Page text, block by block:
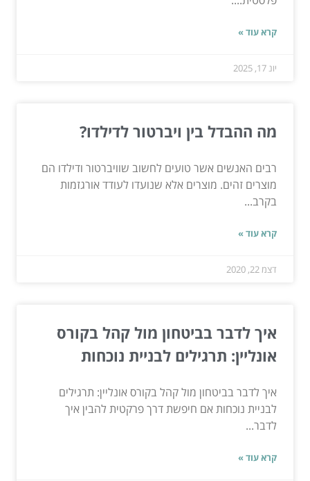
קרא עוד »
יונ 17, 2025
מה ההבדל בין ויברטור לדילדו?
רבים האנשים אשר טועים לחשוב שוויברטור ודילדו הם
מוצרים זהים. מוצרים אלא שנועדו לעודד אורגזמות
בקרב...
קרא עוד »
דצמ 22, 2020
איך לדבר בביטחון מול קהל בקורס
אונליין: תרגילים לבניית נוכחות
איך לדבר בביטחון מול קהל בקורס אונליין: תרגילים
לבניית נוכחות אם חיפשת דרך פרקטית להבין איך
לדבר...
קרא עוד »